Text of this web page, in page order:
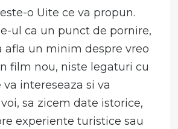
o Uite ce va propun.
ul ca un punct de pornire,
afla un minim despre vreo
film nou, niste legaturi cu
intereseaza si va
sa zicem date istorice,
experiente turistice sau